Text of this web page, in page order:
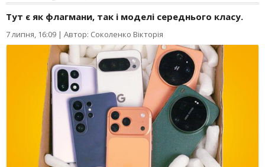
Тут є як флагмани, так і моделі середнього класу.
7 липня, 16:09 | Автор: Соколенко Вікторія